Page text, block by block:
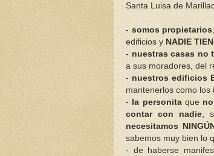
Santa Luisa de
- somos propietarios
edificios y NADIE
- nuestras casas no
a sus moradores, del
- nuestros edificios
mantenerlos como
-
la personitaque
contar con nadie,
necesitamos
sabemos muy bien lo
- de haberse